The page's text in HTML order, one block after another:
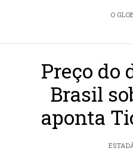
O
Preço do
Brasil
aponta